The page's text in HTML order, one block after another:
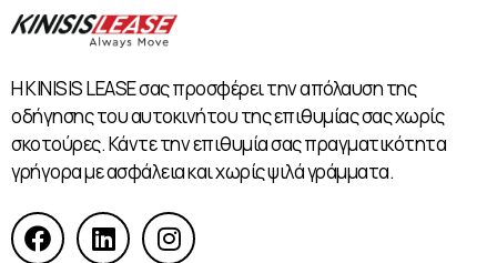
Η KINISIS LEASE σας προσφέρει την απόλαυση της
οδήγησης του αυτοκινήτου της επιθυμίας σας χωρίς
σκοτούρες. Κάντε την επιθυμία σας πραγματικότητα
γρήγορα με ασφάλεια και χωρίς ψιλά γράμματα.